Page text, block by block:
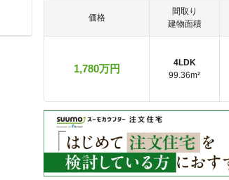
価格
間取り
建物面積
1,780万円
4LDK
99.36m²